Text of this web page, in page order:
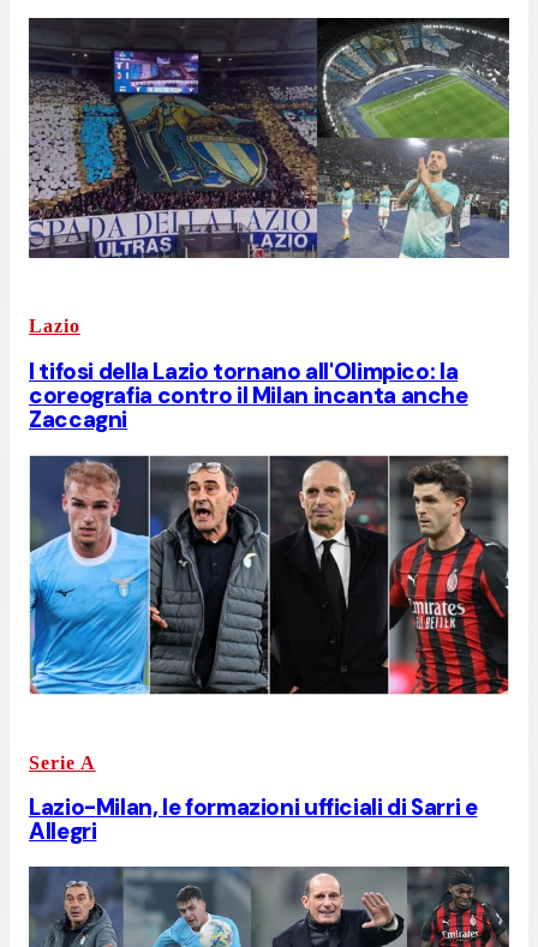
Lazio
I tifosi della Lazio tornano all'Olimpico: la
coreografia contro il Milan incanta anche
Zaccagni
Serie A
Lazio-Milan, le formazioni ufficiali di Sarri e
Allegri